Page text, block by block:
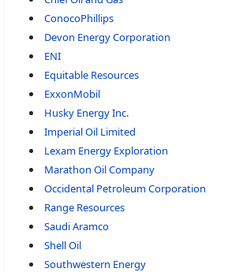
ConocoPhillips
Devon Energy Corporation
ENI
Equitable Resources
ExxonMobil
Husky Energy Inc.
Imperial Oil Limited
Lexam Energy Exploration
Marathon Oil Company
Occidental Petroleum Corporation
Range Resources
Saudi Aramco
Shell Oil
Southwestern Energy